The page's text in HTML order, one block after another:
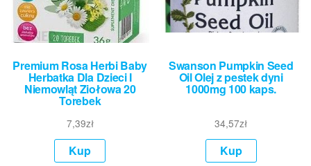
Premium Rosa Herbi Baby
Herbatka Dla Dzieci I
Niemowląt Ziołowa 20
Torebek
7,39zł
Kup
Swanson Pumpkin Seed
Oil Olej z pestek dyni
1000mg 100 kaps.
34,57zł
Kup